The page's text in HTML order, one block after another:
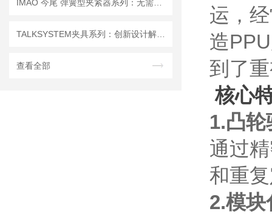
查看全部
运，
造
到了
核心
1.凸轮
通过
和重
2.模块